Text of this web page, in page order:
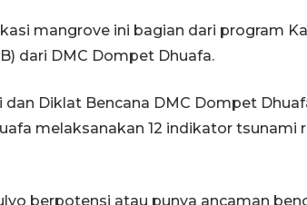
mangrove ini bagian dari program
dari DMC Dompet Dhuafa.
dan Diklat Bencana DMC Dompet
melaksanakan 12 indikator tsunami
berpotensi atau punya ancaman